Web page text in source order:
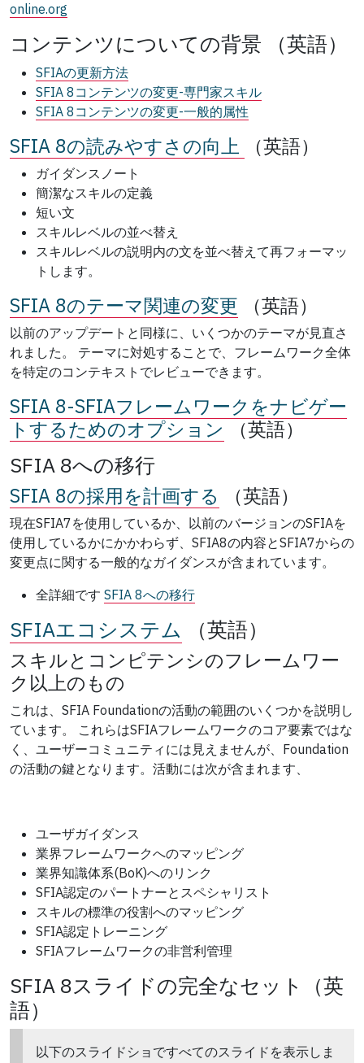
online.org
コンテンツについての背景 （英語）
SFIAの更新方法
SFIA 8コンテンツの変更-専門家スキル
SFIA 8コンテンツの変更-一般的属性
SFIA 8の読みやすさの向上 （英語）
ガイダンスノート
簡潔なスキルの定義
短い文
スキルレベルの並べ替え
スキルレベルの説明内の文を並べ替えて再フォーマッ
トします。
SFIA 8のテーマ関連の変更 （英語）
以前のアップデートと同様に、いくつかのテーマが見直さ
れました。 テーマに対処することで、フレームワーク全体
を特定のコンテキストでレビューできます。
SFIA 8-SFIAフレームワークをナビゲー
トするためのオプション （英語）
SFIA 8への移行
SFIA 8の採用を計画する （英語）
現在SFIA7を使用しているか、以前のバージョンのSFIAを
使用しているかにかかわらず、SFIA8の内容とSFIA7からの
変更点に関する一般的なガイダンスが含まれています。
全詳細です SFIA 8への移行
SFIAエコシステム （英語）
スキルとコンピテンシのフレームワー
ク以上のもの
これは、SFIA Foundationの活動の範囲のいくつかを説明し
ています。 これらはSFIAフレームワークのコア要素ではな
く、ユーザーコミュニティには見えませんが、Foundation
の活動の鍵となります。活動には次が含まれます、
ユーザガイダンス
業界フレームワークへのマッピング
業界知識体系(BoK)へのリンク
SFIA認定のパートナーとスペシャリスト
スキルの標準の役割へのマッピング
SFIA認定トレーニング
SFIAフレームワークの非営利管理
SFIA 8スライドの完全なセット（英
語）
以下のスライドショですべてのスライドを表示しま